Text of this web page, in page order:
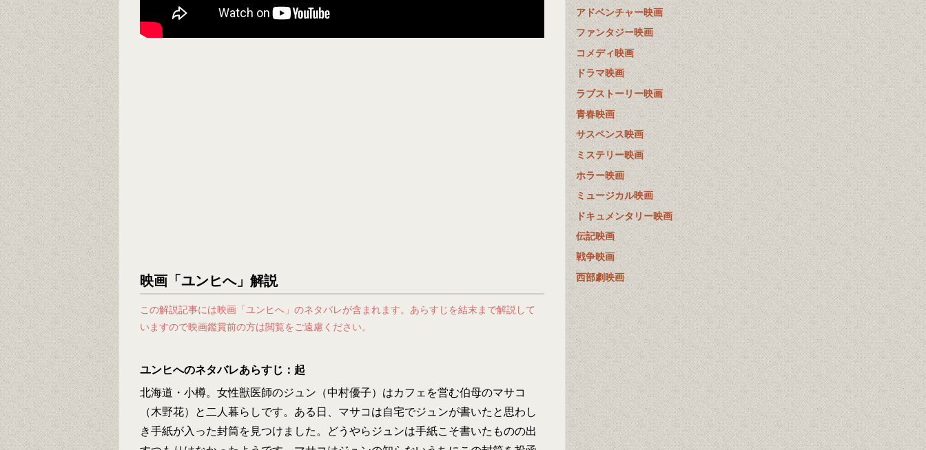
映画「ユンヒへ」解説
この解説記事には映画「ユンヒへ」のネタバレが含まれます。あらすじを結末まで解説して
いますので映画鑑賞前の方は閲覧をご遠慮ください。
ユンヒへのネタバレあらすじ：起
北海道・小樽。女性獣医師のジュン（中村優子）はカフェを営む伯母のマサコ
（木野花）と二人暮らしです。ある日、マサコは自宅でジュンが書いたと思わし
き手紙が入った封筒を見つけました。どうやらジュンは手紙こそ書いたものの出
アドベンチャー映画
ファンタジー映画
コメディ映画
ドラマ映画
ラブストーリー映画
青春映画
サスペンス映画
ミステリー映画
ホラー映画
ミュージカル映画
ドキュメンタリー映画
伝記映画
戦争映画
西部劇映画